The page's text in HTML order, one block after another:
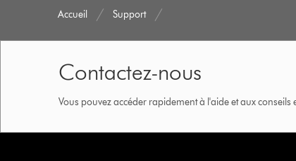
Accueil Support
Contactez-nous
Vous pouvez accéder rapidement à l'aide et aux conseils